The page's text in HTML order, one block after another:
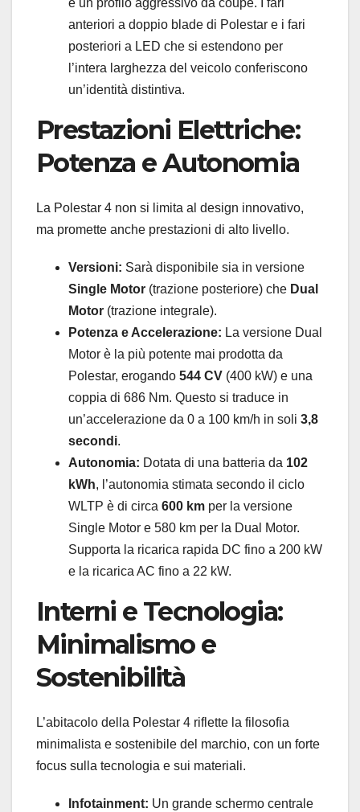
anteriori a doppio blade di Polestar e i fari
posteriori a LED che si estendono per
l’intera larghezza del veicolo conferiscono
un’identità distintiva.
Prestazioni Elettriche:
Potenza e Autonomia
La Polestar 4 non si limita al design innovativo,
ma promette anche prestazioni di alto livello.
Versioni: Sarà disponibile sia in versione
Single Motor (trazione posteriore) che Dual
Motor (trazione integrale).
Potenza e Accelerazione: La versione Dual
Motor è la più potente mai prodotta da
Polestar, erogando 544 CV (400 kW) e una
coppia di 686 Nm. Questo si traduce in
un’accelerazione da 0 a 100 km/h in soli 3,8
secondi.
Autonomia: Dotata di una batteria da 102
kWh, l’autonomia stimata secondo il ciclo
WLTP è di circa 600 km per la versione
Single Motor e 580 km per la Dual Motor.
Supporta la ricarica rapida DC fino a 200 kW
e la ricarica AC fino a 22 kW.
Interni e Tecnologia:
Minimalismo e
Sostenibilità
L’abitacolo della Polestar 4 riflette la filosofia
minimalista e sostenibile del marchio, con un forte
focus sulla tecnologia e sui materiali.
Infotainment: Un grande schermo centrale